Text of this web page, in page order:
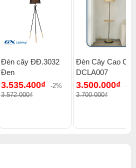
Đèn cây ĐĐ.3032
Đen
3.535.400₫
-2%
3.572.000₫
Đèn Cây Cao Cấp
DCLA007
3.500.000₫
-
3.700.000₫